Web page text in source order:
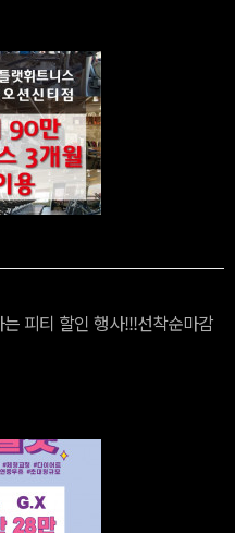
피티 할인 행사!!!선착순마감